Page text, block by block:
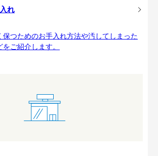
れ
保つためのお手入れ方法や汚してしまった
ご紹介します。